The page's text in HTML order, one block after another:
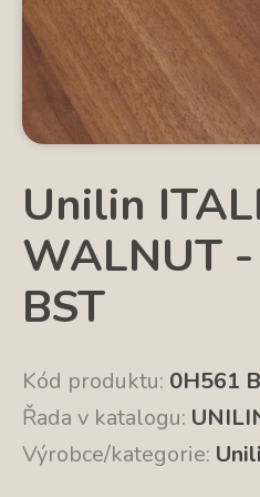
Unilin
WALNUT
BST
Kód produktu: 0H561
Řada v katalogu:
Výrobce/kategorie: